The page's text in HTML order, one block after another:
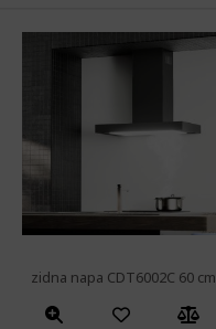
zidna napa CDT6002C 60 cm